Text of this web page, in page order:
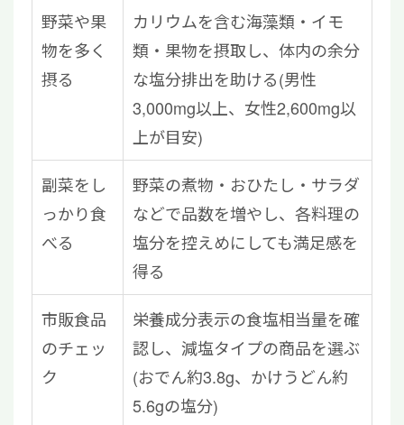
野菜や果
物を多く
摂る
カリウムを含む海藻類・イモ
類・果物を摂取し、体内の余分
な塩分排出を助ける(男性
3,000mg以上、女性2,600mg以
上が目安)
副菜をし
っかり食
べる
野菜の煮物・おひたし・サラダ
などで品数を増やし、各料理の
塩分を控えめにしても満足感を
得る
市販食品
のチェッ
ク
栄養成分表示の食塩相当量を確
認し、減塩タイプの商品を選ぶ
(おでん約3.8g、かけうどん約
5.6gの塩分)